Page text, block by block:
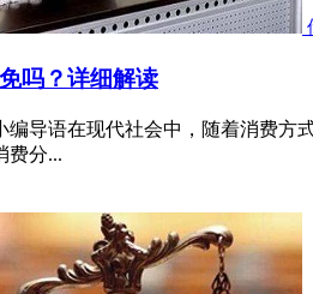
吗？详细解读
导语在现代社会中，随着消费
费分...